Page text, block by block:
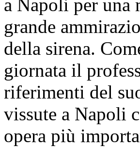
a Napoli per una
grande
della sirena.
giornata il
riferimenti del
vissute a Napoli
opera più